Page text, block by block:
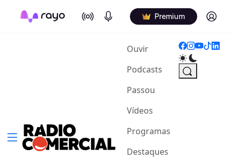
On Air Podcasts Premium Log in
Ouvir(current)
Podcasts
Passou
Vídeos
Programas
Destaques